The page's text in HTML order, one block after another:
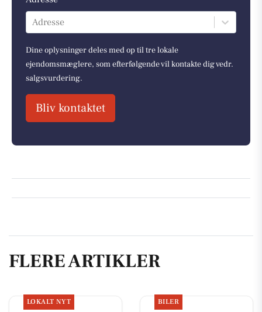
Adresse
Dine oplysninger deles med op til tre lokale
ejendomsmæglere, som efterfølgende vil kontakte dig vedr.
salgsvurdering.
Bliv kontaktet
FLERE ARTIKLER
LOKALT NYT BILER